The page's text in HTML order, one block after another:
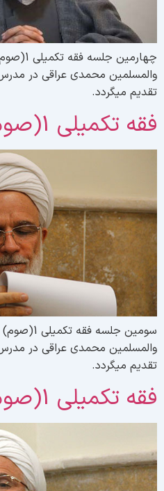
چهارمین
میگردد.
تکمیلی 1(صوم)- جلسه سوم
سومین جلسه
میگردد.
تکمیلی 1(صوم)- جلسه دوم